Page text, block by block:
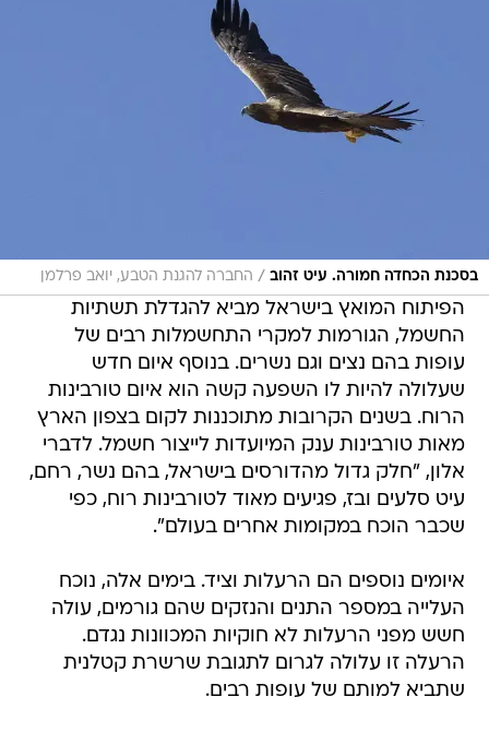
החשמל, הגורמות למקרי התחשמלות רבים של
עופות בהם נצים וגם נשרים. בנוסף איום חדש
שעלולה להיות לו השפעה קשה הוא איום טורבינות
הרוח. בשנים הקרובות מתוכננות לקום בצפון הארץ
מאות טורבינות ענק המיועדות לייצור חשמל. לדברי
אלון, "חלק גדול מהדורסים בישראל, בהם נשר, רחם,
עיט סלעים ובז, פגיעים מאוד לטורבינות רוח, כפי
שכבר הוכח במקומות אחרים בעולם".
איומים נוספים הם הרעלות וציד. בימים אלה, נוכח
חשש מפני הרעלות לא חוקיות המכוונות נגדם.
הרעלה זו עלולה לגרום לתגובת שרשרת קטלנית
שתביא למותם של עופות רבים.
"עדכון 'הספר האדום' לעופות בישראל הוא השלב